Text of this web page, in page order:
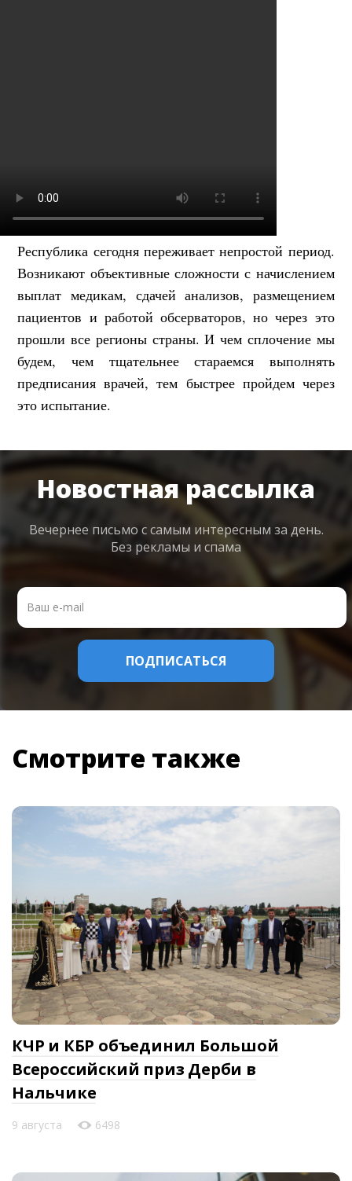
Республика сегодня переживает непростой период.
Возникают объективные сложности с начислением
выплат медикам, сдачей анализов, размещением
пациентов и работой обсерваторов, но через это
прошли все регионы страны. И чем сплочение мы
будем, чем тщательнее стараемся выполнять
предписания врачей, тем быстрее пройдем через
это испытание.
Новостная рассылка
Вечернее письмо с самым интересным за день.
Без рекламы и спама
Смотрите также
КЧР и КБР объединил Большой
Всероссийский приз Дерби в
Нальчике
9 августа 6498